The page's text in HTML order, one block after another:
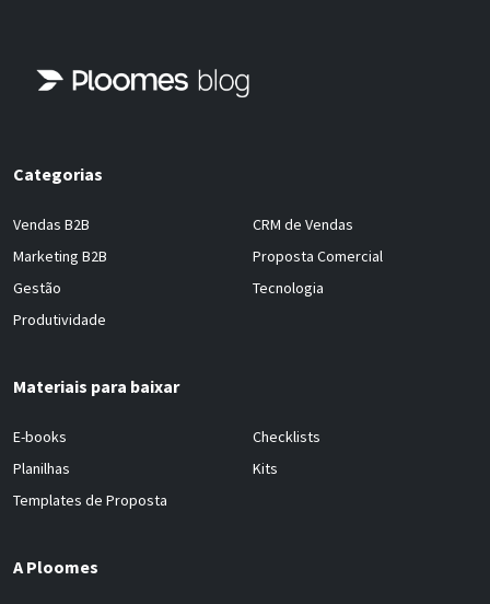
Categorias
Vendas B2B
Marketing B2B
Gestão
Produtividade
CRM de Vendas
Proposta Comercial
Tecnologia
Materiais para baixar
E-books
Planilhas
Templates de Proposta
Checklists
Kits
A Ploomes